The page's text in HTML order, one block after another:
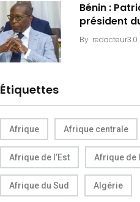
Bénin :
président
By redacteur3.0
Étiquettes
Afrique Afrique centrale
Afrique de l’Est Afrique de
Afrique du Sud Algérie